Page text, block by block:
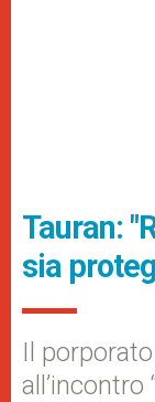
Tauran:
sia
Il
all’incontro